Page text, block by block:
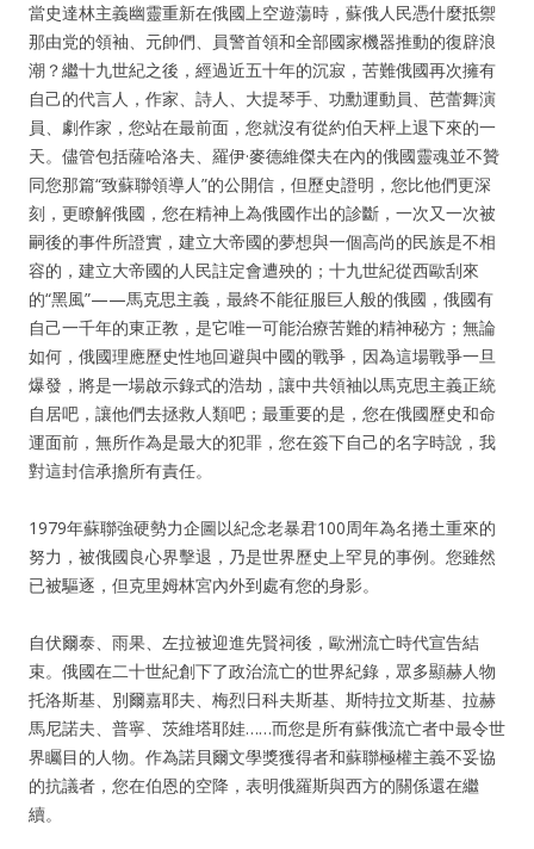
當史達林主義幽靈重新在俄國上空遊蕩時，蘇俄人民憑什麼抵禦
那由党的領袖、元帥們、員警首領和全部國家機器推動的復辟浪
潮？繼十九世紀之後，經過近五十年的沉寂，苦難俄國再次擁有
自己的代言人，作家、詩人、大提琴手、功勳運動員、芭蕾舞演
員、劇作家，您站在最前面，您就沒有從約伯天枰上退下來的一
天。儘管包括薩哈洛夫、羅伊·麥德維傑夫在內的俄國靈魂並不贊
同您那篇“致蘇聯領導人”的公開信，但歷史證明，您比他們更深
刻，更瞭解俄國，您在精神上為俄國作出的診斷，一次又一次被
嗣後的事件所證實，建立大帝國的夢想與一個高尚的民族是不相
容的，建立大帝國的人民註定會遭殃的；十九世紀從西歐刮來
的“黑風”——馬克思主義，最終不能征服巨人般的俄國，俄國有
自己一千年的東正教，是它唯一可能治療苦難的精神秘方；無論
如何，俄國理應歷史性地回避與中國的戰爭，因為這場戰爭一旦
爆發，將是一場啟示錄式的浩劫，讓中共領袖以馬克思主義正統
自居吧，讓他們去拯救人類吧；最重要的是，您在俄國歷史和命
運面前，無所作為是最大的犯罪，您在簽下自己的名字時說，我
對這封信承擔所有責任。
1979年蘇聯強硬勢力企圖以紀念老暴君100周年為名捲土重來的
努力，被俄國良心界擊退，乃是世界歷史上罕見的事例。您雖然
已被驅逐，但克里姆林宮內外到處有您的身影。
自伏爾泰、雨果、左拉被迎進先賢祠後，歐洲流亡時代宣告結
束。俄國在二十世紀創下了政治流亡的世界紀錄，眾多顯赫人物
托洛斯基、別爾嘉耶夫、梅烈日科夫斯基、斯特拉文斯基、拉赫
馬尼諾夫、普寧、茨維塔耶娃……而您是所有蘇俄流亡者中最令世
界矚目的人物。作為諾貝爾文學獎獲得者和蘇聯極權主義不妥協
的抗議者，您在伯恩的空降，表明俄羅斯與西方的關係還在繼
續。